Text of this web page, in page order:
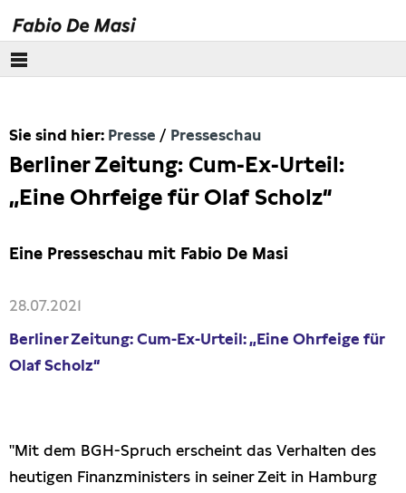
Europäisches Parlament
Themen
Publikationen
Sie sind hier: Presse Presseschau
Berliner Zeitung: Cum-Ex-Urteil:
„Eine Ohrfeige für Olaf Scholz“
Eine Presseschau mit Fabio De Masi
28.07.2021
Berliner Zeitung: Cum-Ex-Urteil: „Eine Ohrfeige für
Olaf Scholz“
"Mit dem BGH-Spruch erscheint das Verhalten des
heutigen Finanzministers in seiner Zeit in Hamburg